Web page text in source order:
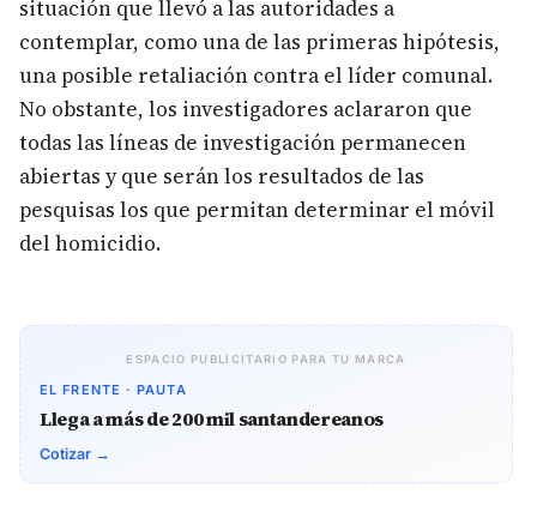
situación que llevó a las autoridades a
contemplar, como una de las primeras hipótesis,
una posible retaliación contra el líder comunal.
No obstante, los investigadores aclararon que
todas las líneas de investigación permanecen
abiertas y que serán los resultados de las
pesquisas los que permitan determinar el móvil
del homicidio.
ESPACIO PUBLICITARIO PARA TU MARCA
EL FRENTE · PAUTA
Llega a más de 200 mil santandereanos
Cotizar →